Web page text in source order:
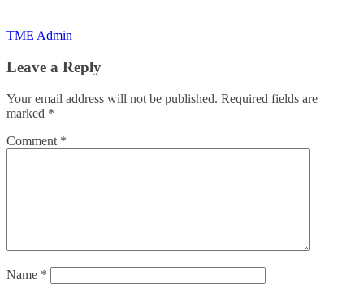
TME Admin
Leave a Reply
Your email address will not be published. Required fields are
marked *
Comment *
Name *